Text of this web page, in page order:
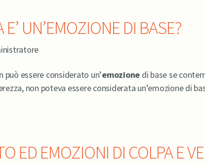
UN’EMOZIONE DI BASE?
essere considerato un’emozione di base se
non poteva essere considerata un’emozione di
ED EMOZIONI DI COLPA E